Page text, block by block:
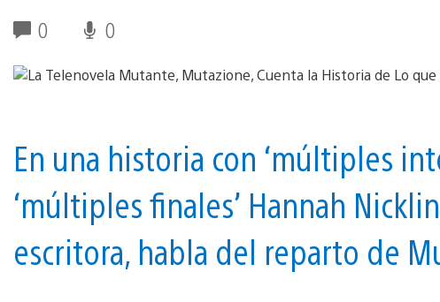
0 0
En una historia con ‘múltiples
‘múltiples finales’ Hannah
escritora, habla del reparto de